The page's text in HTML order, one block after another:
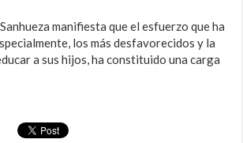
manifiesta que el esfuerzo que ha
los más desfavorecidos y la
a sus hijos, ha constituido una carga